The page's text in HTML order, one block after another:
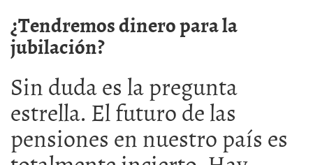
¿Tendremos dinero para la
jubilación?
Sin duda es la pregunta
estrella. El futuro de las
pensiones en nuestro país es